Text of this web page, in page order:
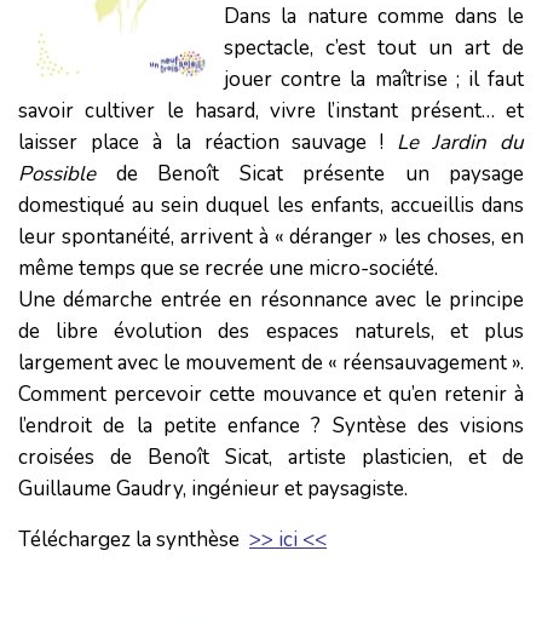
Dans la nature comme dans le
spectacle, c’est tout un art de
jouer contre la maîtrise ; il faut
savoir cultiver le hasard, vivre l’instant présent… et
laisser place à la réaction sauvage ! Le Jardin du
Possiblede Benoît Sicat présente un paysage
domestiqué au sein duquel les enfants, accueillis dans
leur spontanéité, arrivent à « déranger » les choses, en
même temps que se recrée une micro-société.
Une démarche entrée en résonnance avec le principe
de libre évolution des espaces naturels, et plus
largement avec le mouvement de « réensauvagement ».
Comment percevoir cette mouvance et qu’en retenir à
l’endroit de la petite enfance ? Syntèse des visions
croisées de Benoît Sicat, artiste plasticien, et de
Guillaume Gaudry, ingénieur et paysagiste.
Téléchargez la synthèse >> ici <<